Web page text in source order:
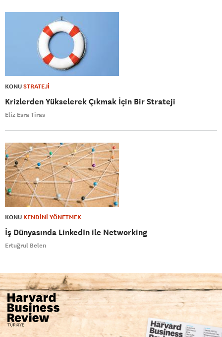
KONUSTRATEJİ
Krizlerden Yükselerek Çıkmak İçin Bir Strateji
Eliz Esra Tiras
KONU KENDİNİ YÖNETMEK
İş Dünyasında LinkedIn ile Networking
Ertuğrul Belen